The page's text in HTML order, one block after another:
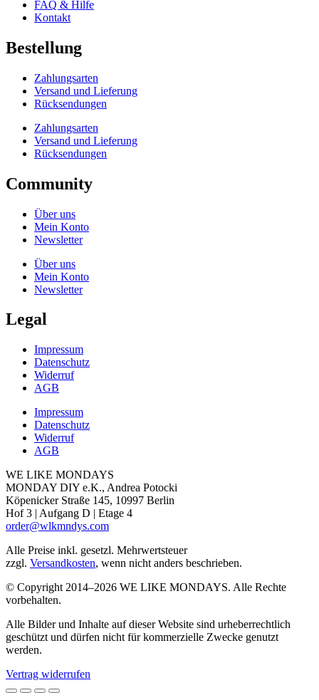
FAQ & Hilfe
Kontakt
Bestellung
Zahlungsarten
Versand und Lieferung
Rücksendungen
Zahlungsarten
Versand und Lieferung
Rücksendungen
Community
Über uns
Mein Konto
Newsletter
Über uns
Mein Konto
Newsletter
Legal
Impressum
Datenschutz
Widerruf
AGB
Impressum
Datenschutz
Widerruf
AGB
WE LIKE MONDAYS
MONDAY DIY e.K., Andrea Potocki
Köpenicker Straße 145, 10997 Berlin
Hof 3 | Aufgang D | Etage 4
order@wlkmndys.com
Alle Preise inkl. gesetzl. Mehrwertsteuer
zzgl. Versandkosten, wenn nicht anders beschrieben.
© Copyright 2014–2026 WE LIKE MONDAYS. Alle Rechte
vorbehalten.
Alle Bilder und Inhalte auf dieser Website sind urheberrechtlich
geschützt und dürfen nicht für kommerzielle Zwecke genutzt
werden.
Vertrag widerrufen